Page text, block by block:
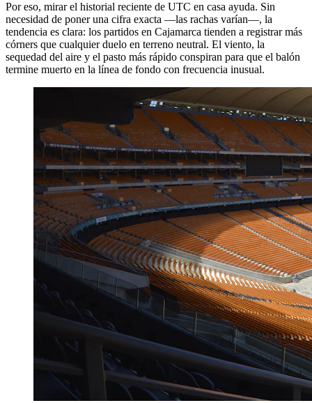
Por eso, mirar el historial reciente de UTC en casa ayuda. Sin
necesidad de poner una cifra exacta —las rachas varían—, la
tendencia es clara: los partidos en Cajamarca tienden a registrar más
córners que cualquier duelo en terreno neutral. El viento, la
sequedad del aire y el pasto más rápido conspiran para que el balón
termine muerto en la línea de fondo con frecuencia inusual.